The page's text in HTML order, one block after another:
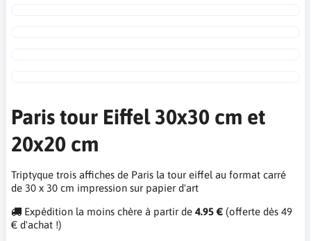
Paris tour Eiffel 30x30 cm et
20x20 cm
Triptyque trois affiches de Paris la tour eiffel au format carré
de 30 x 30 cm impression sur papier d'art
Expédition la moins chère à partir de 4.95 € (offerte dès 49
€ d'achat !)